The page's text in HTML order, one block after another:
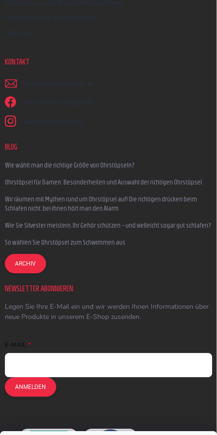
Reklamation und Beschwerdeverfahren
Versandarten & Zahlungsarten
Über uns
KONTAKT
schreiben @ earplugs.at
Wir sind auf Facebook!
earmazing_earplugs
BLOG
Wie wählt man die richtige Größe von Ohrstöpseln?
Ohrstöpsel für Damen: Besonderheiten und Auswahl der richtigen Ohrstöpsel
Wir räumen mit Mythen rund um Ohrstöpsel auf! Die richtigen drücken beim
Schlafen nicht, bei ihnen hört man den Alarm
Wie Sie Silvester meistern, Ihr Gehör schützen – und vielleicht sogar gut schlafen?
So wählen Sie Ohrstöpsel zum Schwimmen aus
ARCHIV
NEWSLETTER ABONNIEREN
Legen Sie Ihre E-Mail ein und wir werden Ihnen Informationen über
neue Produkte in unserem E-Shop zusenden.
E-MAIL
ANMELDEN